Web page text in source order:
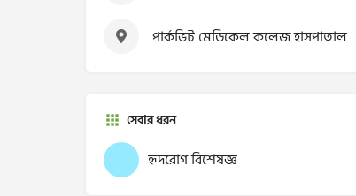
পার্কভিট মেডিকেল কলেজ হাসপাতাল
সেবার ধরন
হৃদরোগ বিশেষজ্ঞ